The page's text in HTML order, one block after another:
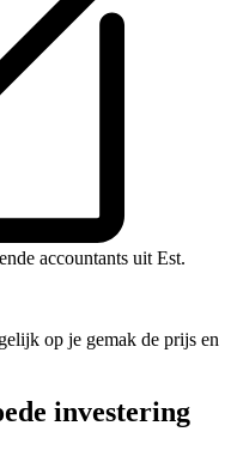
accountants uit Est.
op je gemak de prijs en
investering